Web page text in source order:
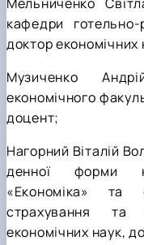
кафедри
доктор
Музиченко
економічного
доцент;
Нагорний Віталій
денної форми
«Економіка» та
страхування та
економічних наук,